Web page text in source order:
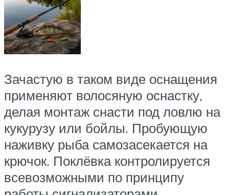
Зачастую в таком виде оснащения
применяют волосяную оснастку,
делая монтаж снасти под ловлю на
кукурузу или бойлы. Пробующую
наживку рыба самозасекается на
крючок. Поклёвка контролируется
всевозможными по принципу